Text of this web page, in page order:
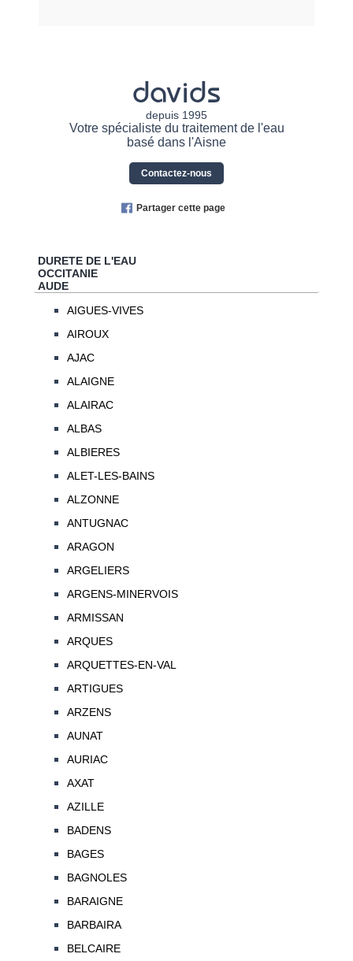
davids
depuis 1995
Votre spécialiste du traitement de l'eau
basé dans l'Aisne
Contactez-nous
Partager cette page
DURETE DE L'EAU
OCCITANIE
AUDE
AIGUES-VIVES
AIROUX
AJAC
ALAIGNE
ALAIRAC
ALBAS
ALBIERES
ALET-LES-BAINS
ALZONNE
ANTUGNAC
ARAGON
ARGELIERS
ARGENS-MINERVOIS
ARMISSAN
ARQUES
ARQUETTES-EN-VAL
ARTIGUES
ARZENS
AUNAT
AURIAC
AXAT
AZILLE
BADENS
BAGES
BAGNOLES
BARAIGNE
BARBAIRA
BELCAIRE